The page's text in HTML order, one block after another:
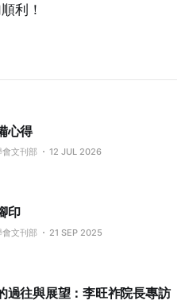
利！
心得
會文刊部 12 JUL 2026
印
會文刊部 21 SEP 2025
過往與展望：李旺祚院長專訪